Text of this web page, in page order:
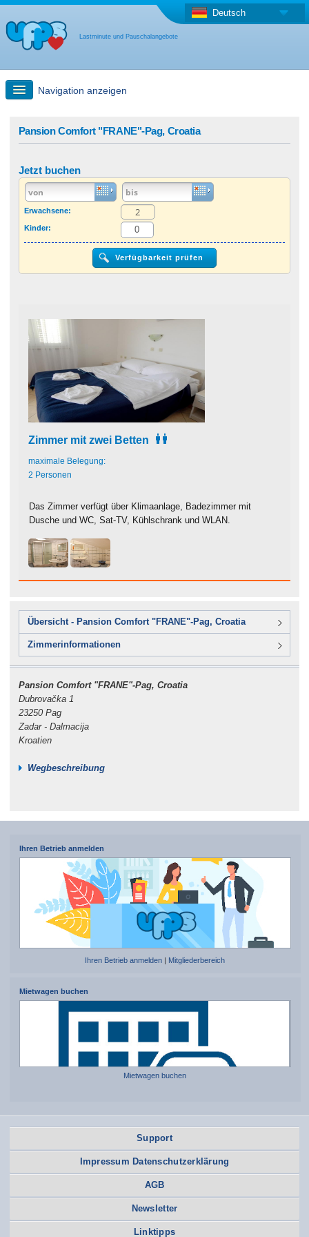
Lastminute und Pauschalangebote
Deutsch
Navigation anzeigen
Last Minute Angebot + Pauschalangebot
Anderes Land
Pansion Comfort "FRANE"-Pag, Croatia
Jetzt buchen
Erwachsene:
Kinder:
Zimmer mit zwei Betten
maximale Belegung:
2 Personen
Das Zimmer verfügt über Klimaanlage, Badezimmer mit
Dusche und WC, Sat-TV, Kühlschrank und WLAN.
Übersicht - Pansion Comfort "FRANE"-Pag, Croatia
Zimmerinformationen
Pansion Comfort "FRANE"-Pag, Croatia
Dubrovačka 1
23250 Pag
Zadar - Dalmacija
Kroatien
Wegbeschreibung
Ihren Betrieb anmelden
Ihren Betrieb anmelden | Mitgliederbereich
Mietwagen buchen
Mietwagen buchen
Support
Impressum Datenschutzerklärung
AGB
Newsletter
Linktipps